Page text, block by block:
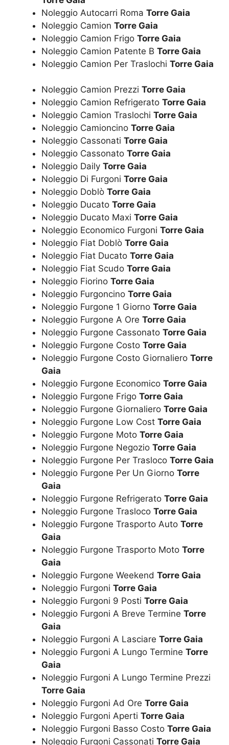
Noleggio Autocarri Roma Torre Gaia
Noleggio Camion Torre Gaia
Noleggio Camion Frigo Torre Gaia
Noleggio Camion Patente B Torre Gaia
Noleggio Camion Per Traslochi Torre Gaia
Noleggio Camion Prezzi Torre Gaia
Noleggio Camion Refrigerato Torre Gaia
Noleggio Camion Traslochi Torre Gaia
Noleggio Camioncino Torre Gaia
Noleggio Cassonati Torre Gaia
Noleggio Cassonato Torre Gaia
Noleggio Daily Torre Gaia
Noleggio Di Furgoni Torre Gaia
Noleggio Doblò Torre Gaia
Noleggio Ducato Torre Gaia
Noleggio Ducato Maxi Torre Gaia
Noleggio Economico Furgoni Torre Gaia
Noleggio Fiat Doblò Torre Gaia
Noleggio Fiat Ducato Torre Gaia
Noleggio Fiat Scudo Torre Gaia
Noleggio Fiorino Torre Gaia
Noleggio Furgoncino Torre Gaia
Noleggio Furgone 1 Giorno Torre Gaia
Noleggio Furgone A Ore Torre Gaia
Noleggio Furgone Cassonato Torre Gaia
Noleggio Furgone Costo Torre Gaia
Noleggio Furgone Costo Giornaliero Torre
Gaia
Noleggio Furgone Economico Torre Gaia
Noleggio Furgone Frigo Torre Gaia
Noleggio Furgone Giornaliero Torre Gaia
Noleggio Furgone Low Cost Torre Gaia
Noleggio Furgone Moto Torre Gaia
Noleggio Furgone Negozio Torre Gaia
Noleggio Furgone Per Trasloco Torre Gaia
Noleggio Furgone Per Un Giorno Torre
Gaia
Noleggio Furgone Refrigerato Torre Gaia
Noleggio Furgone Trasloco Torre Gaia
Noleggio Furgone Trasporto Auto Torre
Gaia
Noleggio Furgone Trasporto Moto Torre
Gaia
Noleggio Furgone Weekend Torre Gaia
Noleggio Furgoni Torre Gaia
Noleggio Furgoni 9 Posti Torre Gaia
Noleggio Furgoni A Breve Termine Torre
Gaia
Noleggio Furgoni A Lasciare Torre Gaia
Noleggio Furgoni A Lungo Termine Torre
Gaia
Noleggio Furgoni A Lungo Termine Prezzi
Torre Gaia
Noleggio Furgoni Ad Ore Torre Gaia
Noleggio Furgoni Aperti Torre Gaia
Noleggio Furgoni Basso Costo Torre Gaia
Noleggio Furgoni Cassonati Torre Gaia